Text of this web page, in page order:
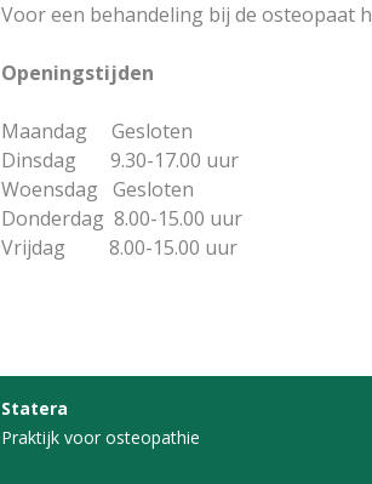
Voor een behandeling bij de osteopaat
Openingstijden
Maandag Gesloten
Dinsdag 9.30-17.00 uur
Woensdag Gesloten
Donderdag 8.00-15.00 uur
Vrijdag 8.00-15.00 uur
Statera
Praktijk voor osteopathie